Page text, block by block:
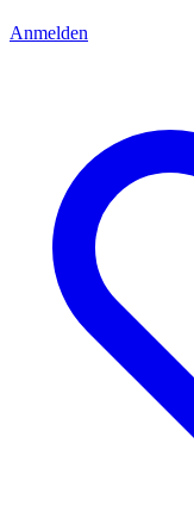
Anmelden